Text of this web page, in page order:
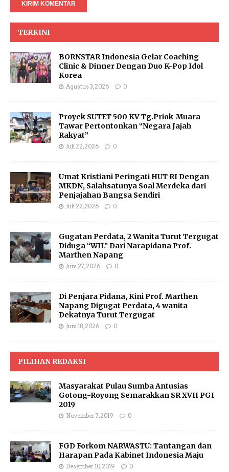
TERKINI
BORNSTAR Indonesia Gelar Coaching
Clinic & Dinner Dengan Duo K-Pop Idol
Korea
Agustus 3, 2026 0
Proyek SUTET 500 KV Tg.Priok-Muara
Tawar Pertontonkan “Negara Jajah
Rakyat”
Juli 22, 2026 0
Umat Kristiani Peringati HUT RI Dengan
MKDN, Salahsatunya Soal Merdeka dari
Penjajahan Bangsa Sendiri
Juli 22, 2026 0
Gugatan Perdata, 2 Wanita Turut Tergugat
Diduga “WIL” Dari Narapidana Prof.
Marthen Napang
Juni 27, 2026 0
Di Penjara Pidana, Kini Prof. Marthen
Napang Digugat Perdata, 4 wanita
Dekatnya Turut Tergugat
Juni 18, 2026 0
PILIHAN REDAKSI
Masyarakat Pulau Sumba Antusias
Gotong-Royong Semarakkan SR XVII PGI
2019
November 7, 2019 0
FGD Forkom NARWASTU: Tantangan dan
Harapan Pada Kabinet Indonesia Maju
Desember 10, 2019 0